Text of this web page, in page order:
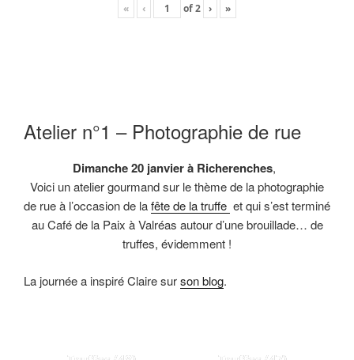
« ‹ of2 › »
Atelier n°1 – Photographie de rue
Dimanche 20 janvier à Richerenches,
Voici un atelier gourmand sur le thème de la photographie
de rue à l’occasion de lafête de la truffe et qui s’est terminé
au Café de la Paix à Valréas autour d’une brouillade… de
truffes, évidemment !
La journée a inspiré Claire surson blog.